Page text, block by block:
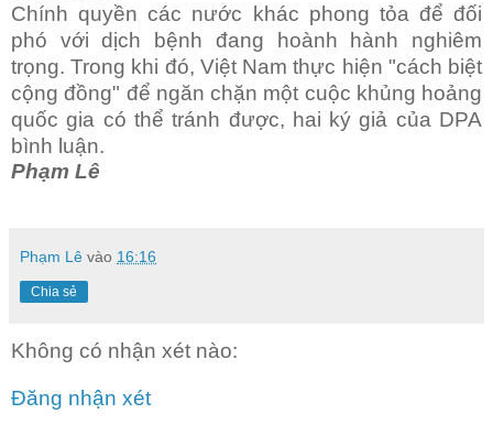
Chính quyền các nước khác phong tỏa để đối
phó với dịch bệnh đang hoành hành nghiêm
trọng. Trong khi đó, Việt Nam thực hiện "cách biệt
cộng đồng" để ngăn chặn một cuộc khủng hoảng
quốc gia có thể tránh được, hai ký giả của DPA
bình luận.
Phạm Lê
Phạm Lê vào 16:16
Chia sẻ
Không có nhận xét nào:
Đăng nhận xét